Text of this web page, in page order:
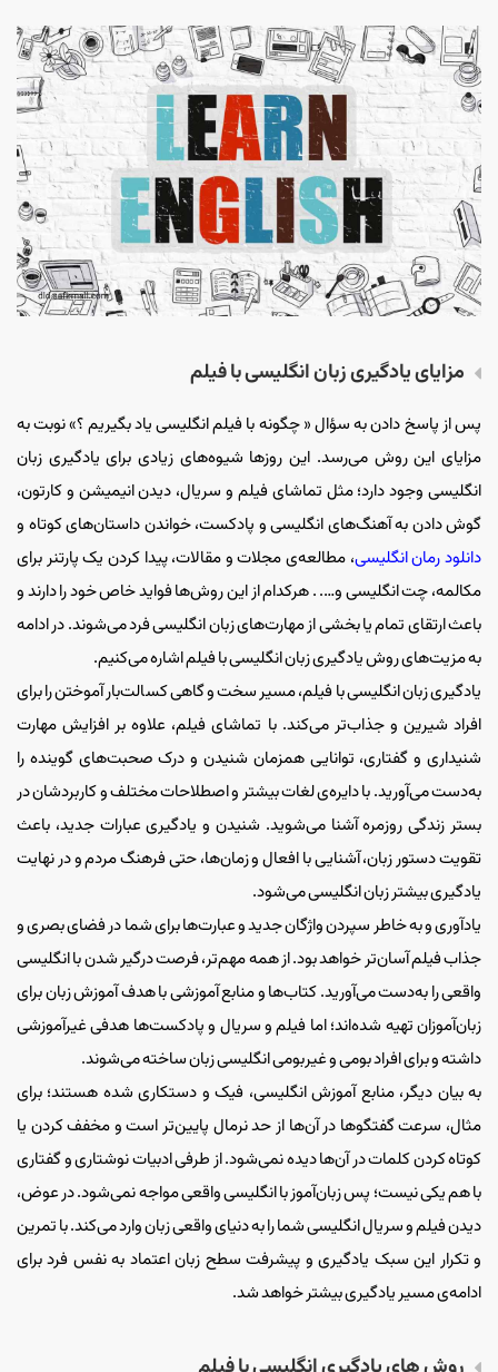
مزایای یادگیری زبان انگلیسی با فیلم
پس از پاسخ دادن به سؤال « چگونه با فیلم انگلیسی یاد بگیریم ؟» نوبت به
مزایای این روش می‌رسد. این روزها شیوه‌های زیادی برای یادگیری زبان
انگلیسی وجود دارد؛ مثل تماشای فیلم و سریال، دیدن انیمیشن و کارتون،
گوش دادن به آهنگ‌های انگلیسی و پادکست، خواندن داستان‌های کوتاه و
دانلود رمان انگلیسی، مطالعه‌ی مجلات و مقالات، پیدا کردن یک پارتنر برای
مکالمه، چت انگلیسی و…. . هرکدام از این روش‌ها فواید خاص خود را دارند و
باعث ارتقای تمام یا بخشی از مهارت‌های زبان انگلیسی فرد می‌شوند. در ادامه
به مزیت‌های روش یادگیری زبان انگلیسی با فیلم اشاره می‌کنیم.
یادگیری زبان انگلیسی با فیلم، مسیر سخت و گاهی کسالت‌بار آموختن را برای
افراد شیرین و جذاب‌تر می‌کند. با تماشای فیلم، علاوه بر افزایش مهارت
شنیداری و گفتاری، توانایی همزمان شنیدن و درک صحبت‎‌های گوینده را
به‌دست می‌آورید. با دایره‌ی لغات بیشتر و اصطلاحات مختلف و کاربردشان در
بستر زندگی روزمره آشنا می‌شوید. شنیدن و یادگیری عبارات جدید، باعث
تقویت دستور زبان، آشنایی با افعال و زمان‌ها، حتی فرهنگ مردم و در نهایت
یادگیری بیشتر زبان انگلیسی می‌شود.
یادآوری و به خاطر سپردن واژگان جدید و عبارت‌ها برای شما در فضای بصری و
جذاب فیلم آسان‌تر خواهد بود. از همه مهم‌تر، فرصت درگیر شدن با انگلیسی
واقعی را به‌دست می‌آورید. کتاب‌ها و منابع آموزشی با هدف آموزش زبان برای
زبان‌آموزان تهیه شده‌اند؛ اما فیلم و سریال و پادکست‌ها هدفی غیرآموزشی
داشته و برای افراد بومی و غیربومی انگلیسی زبان ساخته می‌شوند.
به بیان دیگر، منابع آموزش انگلیسی، فیک و دستکاری شده هستند؛ برای
مثال، سرعت گفتگوها در آن‌ها از حد نرمال پایین‌تر است و مخفف کردن یا
کوتاه کردن کلمات در آن‌ها دیده نمی‌شود. از طرفی ادبیات نوشتاری و گفتاری
با هم یکی نیست؛ پس زبان‌آموز با انگلیسی واقعی مواجه نمی‌شود. در عوض،
دیدن فیلم و سریال انگلیسی شما را به دنیای واقعی زبان وارد می‌کند. با تمرین
و تکرار این سبک یادگیری و پیشرفت سطح زبان اعتماد به نفس فرد برای
ادامه‌ی مسیر یادگیری بیشتر خواهد شد.